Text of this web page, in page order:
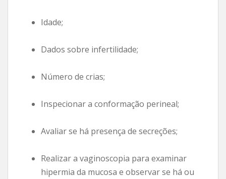
Idade;
Dados sobre infertilidade;
Número de crias;
Inspecionar a conformação perineal;
Avaliar se há presença de secreções;
Realizar a vaginoscopia para examinar
hipermia da mucosa e observar se há ou